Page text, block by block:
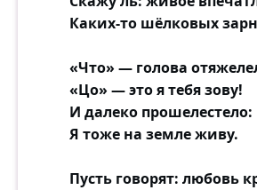
Каких-то шёлковых
«Что» — голова
«Цо» — это я тебя зову!
И далеко прошелестело:
Я тоже на земле живу.
Пусть говорят: любовь